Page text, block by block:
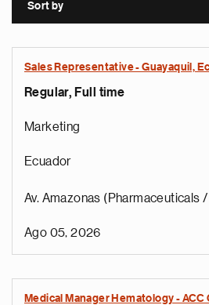
Sort by
Sales Representative - Guayaquil,
Regular, Full time
Marketing
Ecuador
Av. Amazonas (Pharmaceuticals
Ago 05, 2026
Medical Manager Hematology -